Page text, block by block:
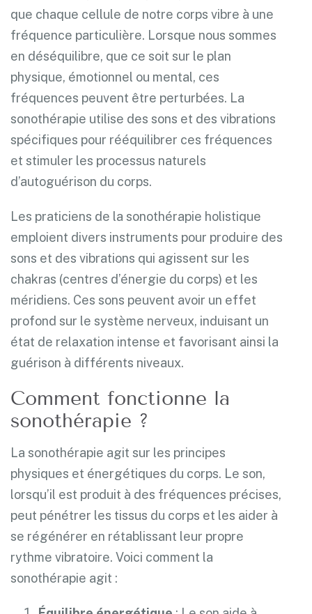
que chaque cellule de notre corps vibre à une
fréquence particulière. Lorsque nous sommes
en déséquilibre, que ce soit sur le plan
physique, émotionnel ou mental, ces
fréquences peuvent être perturbées. La
sonothérapie utilise des sons et des vibrations
spécifiques pour rééquilibrer ces fréquences
et stimuler les processus naturels
d’autoguérison du corps.
Les praticiens de la sonothérapie holistique
emploient divers instruments pour produire des
sons et des vibrations qui agissent sur les
chakras (centres d’énergie du corps) et les
méridiens. Ces sons peuvent avoir un effet
profond sur le système nerveux, induisant un
état de relaxation intense et favorisant ainsi la
guérison à différents niveaux.
Comment fonctionne la
sonothérapie ?
La sonothérapie agit sur les principes
physiques et énergétiques du corps. Le son,
lorsqu’il est produit à des fréquences précises,
peut pénétrer les tissus du corps et les aider à
se régénérer en rétablissant leur propre
rythme vibratoire. Voici comment la
sonothérapie agit :